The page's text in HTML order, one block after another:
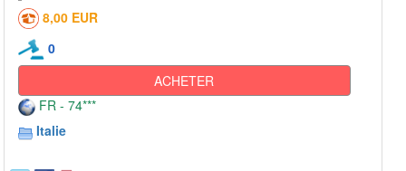
8,00 EUR
0
ACHETER
FR - 74***
Italie